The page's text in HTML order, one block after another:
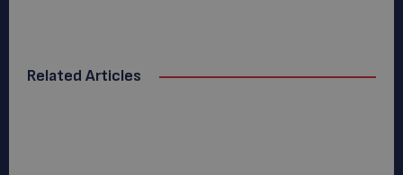
Related Articles